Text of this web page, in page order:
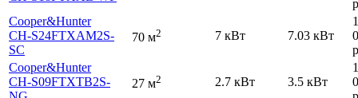
Cooper&Hunter
CH-S24FTXAM2S-
SC
70 м2 7 кВт 7.03 кВт
Cooper&Hunter
CH-S09FTXTB2S-
27 м2 2.7 кВт 3.5 кВт